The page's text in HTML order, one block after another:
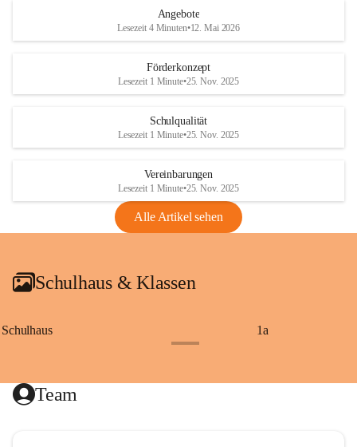
Angebote
Lesezeit 4 Minuten•12. Mai 2026
Förderkonzept
Lesezeit 1 Minute•25. Nov. 2025
Schulqualität
Lesezeit 1 Minute•25. Nov. 2025
Vereinbarungen
Lesezeit 1 Minute•25. Nov. 2025
Alle Artikel sehen
Schulhaus & Klassen
Schulhaus 1a
Team